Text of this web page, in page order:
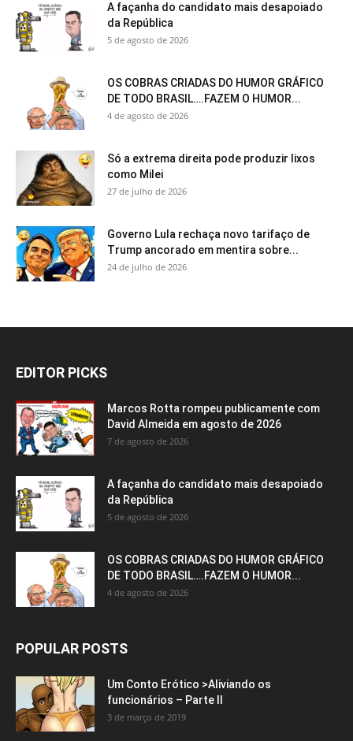
A façanha do candidato mais desapoiado
da República
5 de agosto de 2026
OS COBRAS CRIADAS DO HUMOR GRÁFICO
DE TODO BRASIL….FAZEM O HUMOR...
4 de agosto de 2026
Só a extrema direita pode produzir lixos
como Milei
27 de julho de 2026
Governo Lula rechaça novo tarifaço de
Trump ancorado em mentira sobre...
24 de julho de 2026
EDITOR PICKS
Marcos Rotta rompeu publicamente com
David Almeida em agosto de 2026
7 de agosto de 2026
A façanha do candidato mais desapoiado
da República
5 de agosto de 2026
OS COBRAS CRIADAS DO HUMOR GRÁFICO
DE TODO BRASIL….FAZEM O HUMOR...
4 de agosto de 2026
POPULAR POSTS
Um Conto Erótico >Aliviando os
funcionários – Parte II
3 de março de 2019